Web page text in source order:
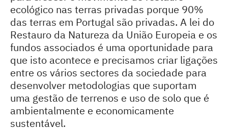
ecológico nas terras privadas porque 90%
das terras em Portugal são privadas. A lei do
Restauro da Natureza da União Europeia e os
fundos associados é uma oportunidade para
que isto acontece e precisamos criar ligações
entre os vários sectores da sociedade para
desenvolver metodologias que suportam
uma gestão de terrenos e uso de solo que é
ambientalmente e economicamente
sustentável.